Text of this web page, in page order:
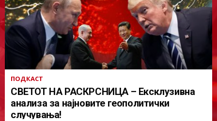
ПОДКАСТ
СВЕТОТ НА РАСКРСНИЦА – Ексклузивна
анализа за најновите геополитички
случувања!